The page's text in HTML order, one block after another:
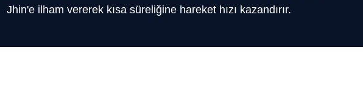
Jhin'e ilham vererek kısa süreliğine hareket hızı kazandırır.